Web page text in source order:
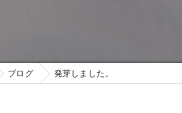
ブログ 発芽しました。